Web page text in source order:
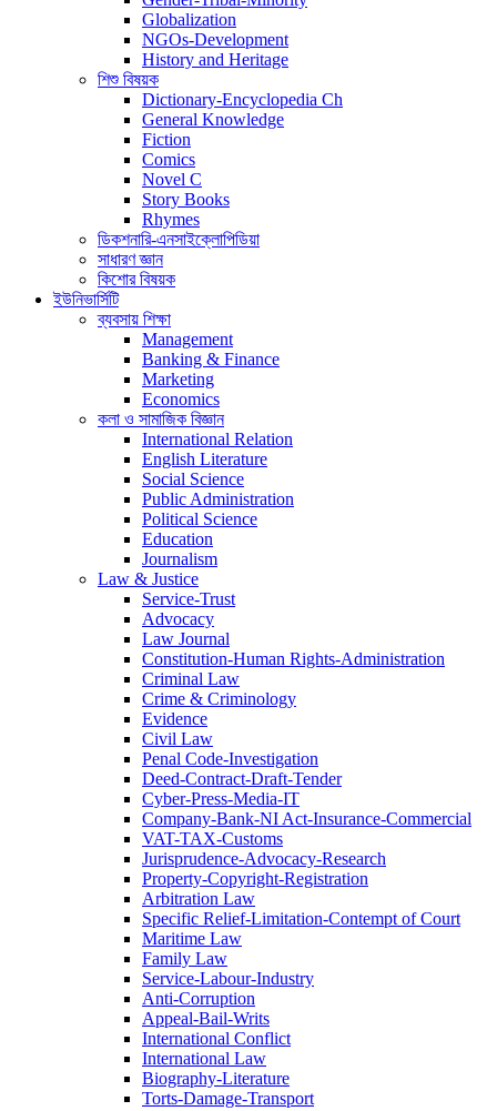
Globalization
NGOs-Development
History and Heritage
শিশু বিষয়ক
Dictionary-Encyclopedia Ch
General Knowledge
Fiction
Comics
Novel C
Story Books
Rhymes
ডিকশনারি-এনসাইক্লোপিডিয়া
সাধারণ জ্ঞান
কিশোর বিষয়ক
ইউনিভার্সিটি
ব্যবসায় শিক্ষা
Management
Banking & Finance
Marketing
Economics
কলা ও সামাজিক বিজ্ঞান
International Relation
English Literature
Social Science
Public Administration
Political Science
Education
Journalism
Law & Justice
Service-Trust
Advocacy
Law Journal
Constitution-Human Rights-Administration
Criminal Law
Crime & Criminology
Evidence
Civil Law
Penal Code-Investigation
Deed-Contract-Draft-Tender
Cyber-Press-Media-IT
Company-Bank-NI Act-Insurance-Commercial
VAT-TAX-Customs
Jurisprudence-Advocacy-Research
Property-Copyright-Registration
Arbitration Law
Specific Relief-Limitation-Contempt of Court
Maritime Law
Family Law
Service-Labour-Industry
Anti-Corruption
Appeal-Bail-Writs
International Conflict
International Law
Biography-Literature
Torts-Damage-Transport